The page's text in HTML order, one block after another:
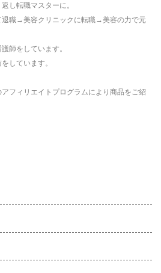
し転職マスターに。
職→美容クリニックに転職→美容の力で元
師をしています。
しています。
フィリエイトプログラムにより商品をご紹